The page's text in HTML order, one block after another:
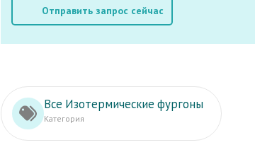
Отправить запрос сейчас
Все Изотермические фургоны
Категория